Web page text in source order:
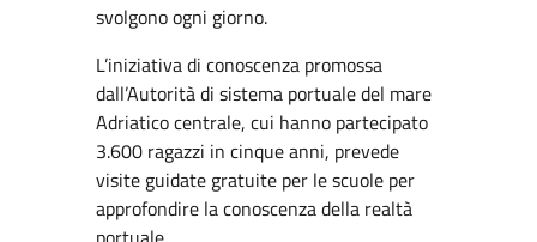
svolgono ogni giorno.
L’iniziativa di conoscenza promossa
dall’Autorità di sistema portuale del mare
Adriatico centrale, cui hanno partecipato
3.600 ragazzi in cinque anni, prevede
visite guidate gratuite per le scuole per
approfondire la conoscenza della realtà